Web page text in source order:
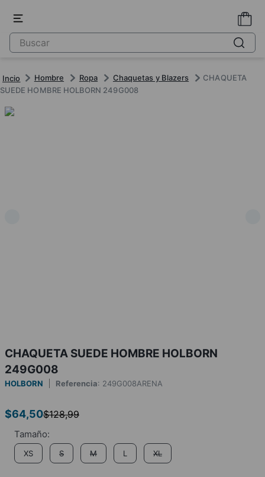
Hombre Ropa Chaquetas y Blazers
CHAQUETA
SUEDE HOMBRE HOLBORN 249G008
CHAQUETA SUEDE HOMBRE HOLBORN
249G008
HOLBORN Referencia: 249G008ARENA
$64,50$128,99
XS S M L XL